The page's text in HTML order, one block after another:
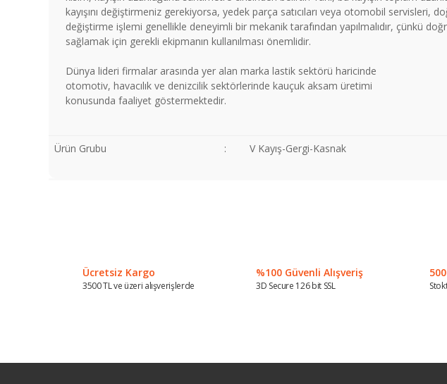
kayışını değiştirmeniz gerekiyorsa, yedek parça satıcıları veya otomobil servisleri,
değiştirme işlemi genellikle deneyimli bir mekanik tarafından yapılmalıdır, çünkü
sağlamak için gerekli ekipmanın kullanılması önemlidir.
Dünya lideri firmalar arasında yer alan marka lastik sektörü haricinde
otomotiv, havacılık ve denizcilik sektörlerinde kauçuk aksam üretimi
konusunda faaliyet göstermektedir.
Ürün Grubu : V Kayış-Gergi-Kasnak
Ürün açıklamasında eksik bilgiler bulunuyor.
Ürün bilgilerinde hatalar bulunuyor.
Ücretsiz Kargo
3500 TL ve üzeri alışverişlerde
%100 Güvenli Alışveriş
3D Secure 126 bit SSL